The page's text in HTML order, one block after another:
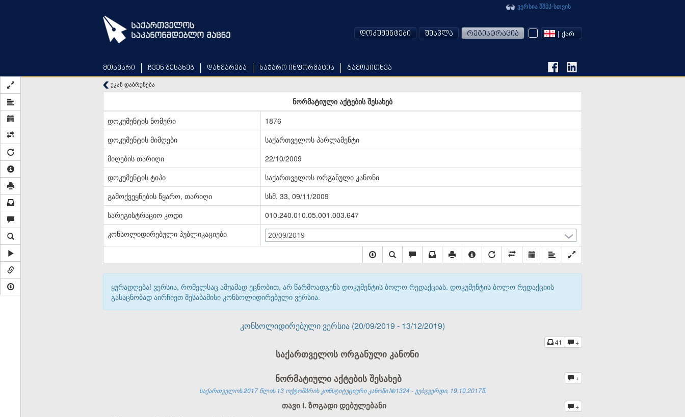
მთავარი ჩვენ შესახებ დახმარება საჯარო ინფორმაცია გამოკითხვა
ვერსია შშმპ-სთვის
დოკუმენტები შესვლა რეგისტრაცია | ᲥᲐᲠ
უკან დაბრუნება
ნორმატიული აქტების შესახებ
დოკუმენტის ნომერი
1876
დოკუმენტის მიმღები
საქართველოს პარლამენტი
მიღების თარიღი
22/10/2009
დოკუმენტის ტიპი
საქართველოს ორგანული კანონი
გამოქვეყნების წყარო, თარიღი
სსმ, 33, 09/11/2009
სარეგისტრაციო კოდი
010.240.010.05.001.003.647
კონსოლიდირებული პუბლიკაციები
20/09/2019
ყურადღება! ვერსია, რომელსაც ამჟამად ეცნობით, არ წარმოადგენს დოკუმენტის ბოლო რედაქციას. დოკუმენტის ბოლო რედაქციის
გასაცნობად აირჩიეთ შესაბამისი კონსოლიდირებული ვერსია.
კონსოლიდირებული ვერსია (20/09/2019 - 13/12/2019)
41 +
საქართველოს ორგანული კანონი
ნორმატიული აქტების შესახებ
+
საქართველოს 2017 წლის 13 ოქტომბრის კონსტიტუციური კანონი №1324 - ვებგვერდი, 19.10.2017წ.
თავი I. ზოგადი დებულებანი +